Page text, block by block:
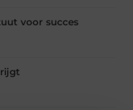
voor succes